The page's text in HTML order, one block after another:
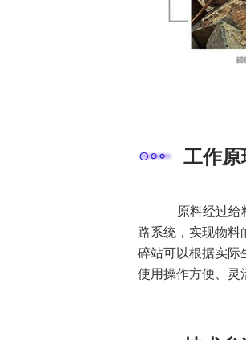
工作原
原料经过给
路系统，实现物
碎站可以根据实际
使用操作方便、灵